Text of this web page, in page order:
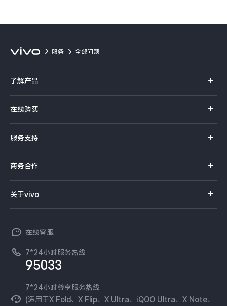
服务 全部问题
了解产品
Y系列
iQOO手机
NEX系列
在线购买
选购配件
订单查询
服务支持
查找手机
环保回收
安全公告
商务合作
vivo 企业业务
廉正合规
国补营业执照
无线电发射设备销售备案
关于vivo
工作机会
新闻资讯
可持续发展
在线客服
7*24小时服务热线
95033
7*24小时尊享服务热线
(适用于X Fold、X Flip、X Ultra、iQOO Ultra、X Note、